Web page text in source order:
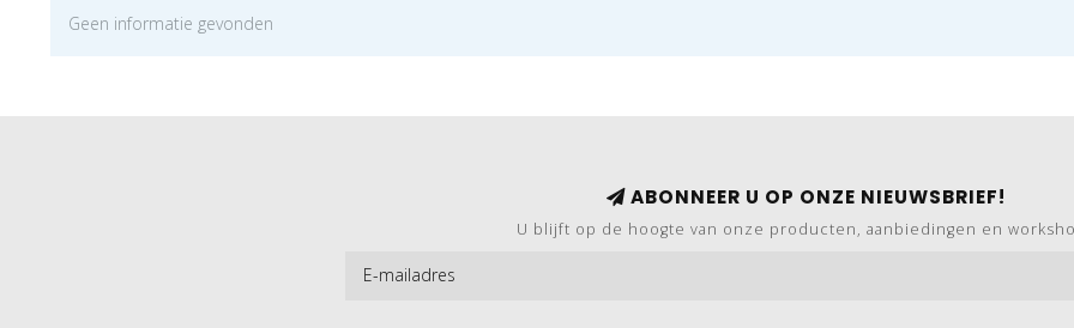
Geen informatie gevonden
ABONNEER U OP ONZE NIEUWSBRIEF!
U blijft op de hoogte van onze producten, aanbiedingen en